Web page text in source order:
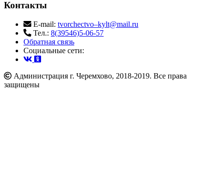
Контакты
E-mail: tvorchectvo–kylt@mail.ru
Тел.: 8(39546)5-06-57
Обратная связь
Cоциальные сети:
Администрация г. Черемхово, 2018-2019. Все права
защищены